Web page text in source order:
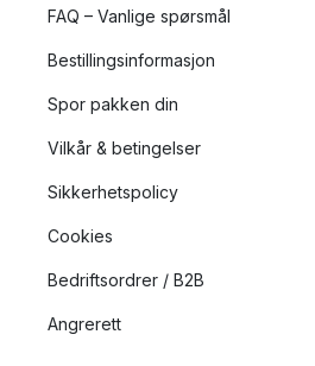
FAQ – Vanlige spørsmål
Bestillingsinformasjon
Spor pakken din
Vilkår & betingelser
Sikkerhetspolicy
Cookies
Bedriftsordrer / B2B
Angrerett